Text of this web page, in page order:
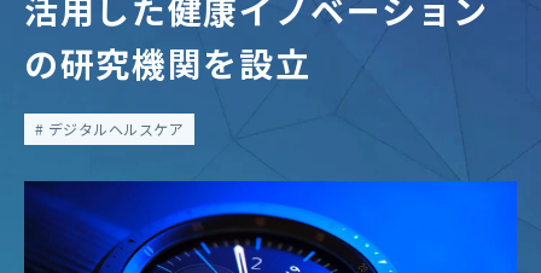
活用した健康イノベーション
の研究機関を設立
デジタルヘルスケア